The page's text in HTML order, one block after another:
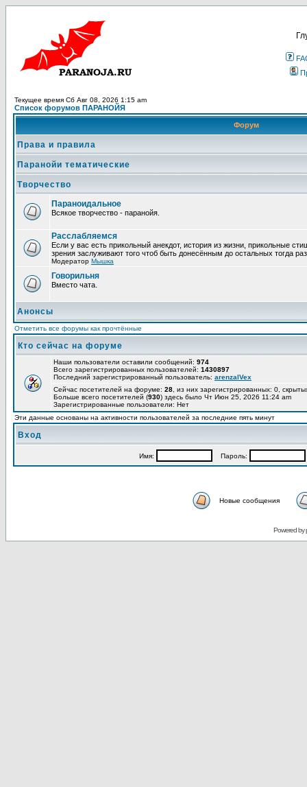
Текущее время Сб Авг 08, 2026 1:15 am
Список форумов ПАРАНОЙЯ
Форум
Права и правила
Паранойи тематические
Творчество
Параноидальное
Всякое творчество - паранойя.
Расслабляемся
Если у вас есть прикольный анекдот, история из жизни, прикольные
зрения заслуживают того чтоб быть донесённым до остальных тогда
Модератор Мышка
Говорильня
Вместо чата.
Анонсы
Отметить все форумы как прочтённые
Кто сейчас на форуме
Наши пользователи оставили сообщений: 974
Всего зарегистрированных пользователей: 1430897
Последний зарегистрированный пользователь: arenzalVex
Сейчас посетителей на форуме: 28 , из них зарегистрированных: 0,
Больше всего посетителей (930) здесь было Чт Июн 25, 2026 11:24 am
Зарегистрированные пользователи: Нет
Эти данные основаны на активности пользователей за последние пять минут
Вход
Имя: Пароль:
Новые сообщения
Powered by